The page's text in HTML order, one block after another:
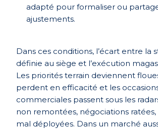
adapté pour formaliser ou
ajustements.
Dans ces conditions, l’écart entre la
définie au siège et l’exécution
Les priorités terrain deviennent
perdent en efficacité et les
commerciales passent sous les
non remontées, négociations
mal déployées. Dans un marché